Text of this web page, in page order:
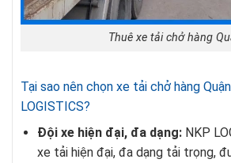
Thuê xe tải chở hàng
Tại sao nên chọn xe tải chở hàng
LOGISTICS?
Đội xe hiện đại, đa dạng:NKP
xe tải hiện đại, đa dạng tải trọng,